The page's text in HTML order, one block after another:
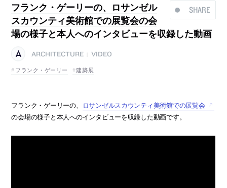
SHARE
フランク・ゲーリーの、ロサンゼル
スカウンティ美術館での展覧会の会
場の様子と本人へのインタビューを収録した動画
ARCHITECTURE
VIDEO
フランク・ゲーリー
建築展
フランク・ゲーリーの、
ロサンゼルスカウンティ美術館での展覧会
の会場の様子と本人へのインタビューを収録した動画です。